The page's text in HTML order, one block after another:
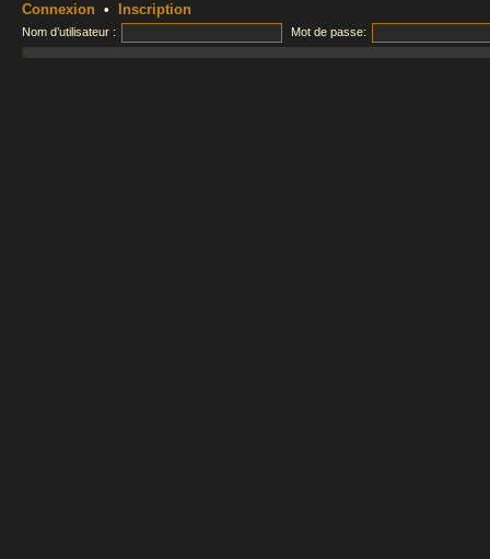
Connexion • Inscription
Nom d’utilisateur : Mot de passe: